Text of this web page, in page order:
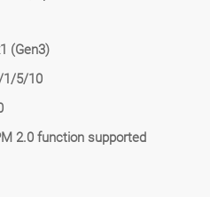
(Gen3)
1/5/10
2.0 function supported